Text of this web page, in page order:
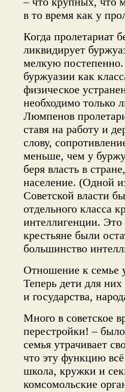
в то время как у
Когда пролетариат
ликвидирует
мелкую
буржуазии как
физическое
необходимо только
Люмпенов
ставя на работу и
слову,
меньше, чем у
беря власть в
население. (Одной
Советской власти
отдельного класса
интеллигенции.
крестьяне были
большинство
Отношение к семье
Теперь дети для
и государства,
Много в советское
перестройки! –
семья утрачивает
что эту функцию
школа, кружки и
комсомольские